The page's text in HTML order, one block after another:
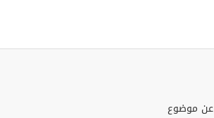
عن موضوع